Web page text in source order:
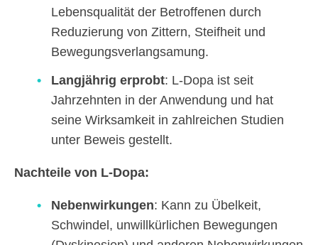
Lebensqualität der Betroffenen durch
Reduzierung von Zittern, Steifheit und
Bewegungsverlangsamung.
Langjährig erprobt: L-Dopa ist seit
Jahrzehnten in der Anwendung und hat
seine Wirksamkeit in zahlreichen Studien
unter Beweis gestellt.
Nachteile von L-Dopa:
Nebenwirkungen: Kann zu Übelkeit,
Schwindel, unwillkürlichen Bewegungen